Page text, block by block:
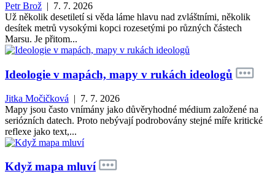
Petr Brož | 7. 7. 2026
Už několik desetiletí si věda láme hlavu nad zvláštními, několik
desítek metrů vysokými kopci rozesetými po různých částech
Marsu. Je přitom...
Ideologie v mapách, mapy v rukách ideologů
Jitka Močičková | 7. 7. 2026
Mapy jsou často vnímány jako důvěryhodné médium založené na
seriózních datech. Proto nebývají podrobovány stejné míře kritické
reflexe jako text,...
Když mapa mluví